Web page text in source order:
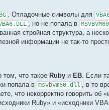
. Отладочные символы для
, но не попала в
стройная структура, а
информации не так-то
том, что такое Ruby и EB. Если
попала в msvbvm60.dll , в то
что некорректно говорить об
Ruby» и «исходники